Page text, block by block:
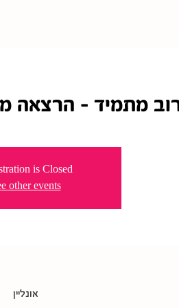
מתמיד - הרצאה
is Closed
other events
אונליין